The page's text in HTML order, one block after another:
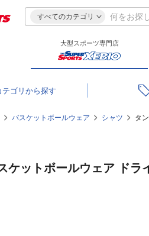
すべてのカテゴリ
大型スポーツ専門店
ゴリ
バスケットボールウェア シャツ タ
ケットボールウェア ド